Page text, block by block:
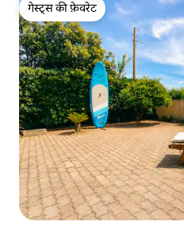
गेस्ट्स की फ़ेवरेट
गेस्ट्स की फ़ेवरेट